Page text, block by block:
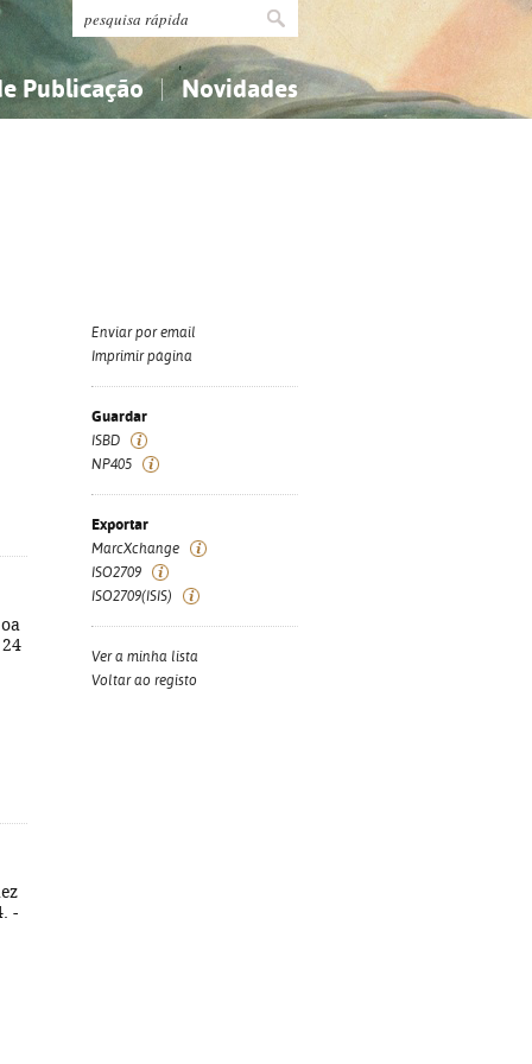
Publicação Novidades
-
Enviar por email
Imprimir página
Guardar
ISBD
NP405
Exportar
MarcXchange
ISO2709
ISO2709(ISIS)
Ver a minha lista
Voltar ao registo